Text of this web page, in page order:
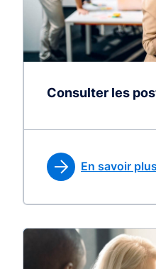
Consulter les
En savoir